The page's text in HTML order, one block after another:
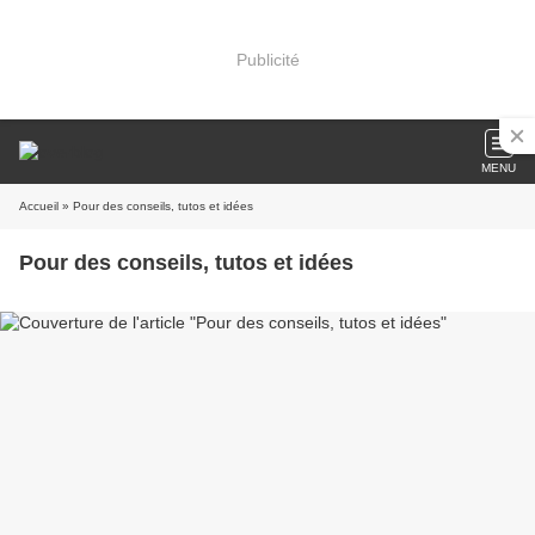
Publicité
MENU
Accueil » Pour des conseils, tutos et idées
Pour des conseils, tutos et idées